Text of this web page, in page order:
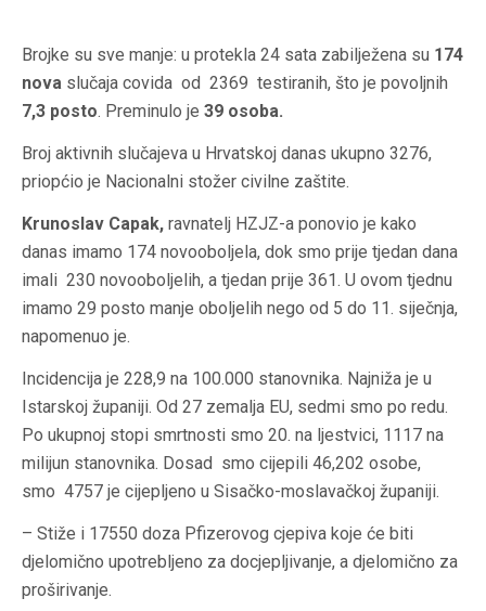
Brojke su sve manje: u protekla 24 sata zabilježena su 174
nova slučaja covida od 2369 testiranih, što je povoljnih
7,3 posto. Preminulo je 39 osoba.
Broj aktivnih slučajeva u Hrvatskoj danas ukupno 3276,
priopćio je Nacionalni stožer civilne zaštite.
Krunoslav Capak, ravnatelj HZJZ-a ponovio je kako
danas imamo 174 novooboljela, dok smo prije tjedan dana
imali 230 novooboljelih, a tjedan prije 361. U ovom tjednu
imamo 29 posto manje oboljelih nego od 5 do 11. siječnja,
napomenuo je.
Incidencija je 228,9 na 100.000 stanovnika. Najniža je u
Istarskoj županiji. Od 27 zemalja EU, sedmi smo po redu.
Po ukupnoj stopi smrtnosti smo 20. na ljestvici, 1117 na
milijun stanovnika. Dosad smo cijepili 46,202 osobe,
smo 4757 je cijepljeno u Sisačko-moslavačkoj županiji.
– Stiže i 17550 doza Pfizerovog cjepiva koje će biti
djelomično upotrebljeno za docjepljivanje, a djelomično za
proširivanje.